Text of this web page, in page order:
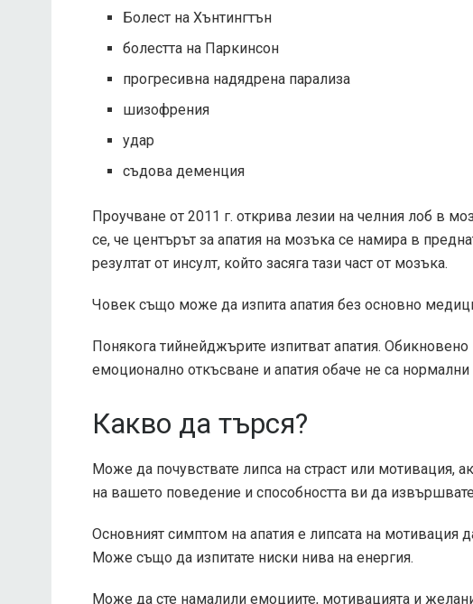
Болест на Хънтингтън
болестта на Паркинсон
прогресивна надядрена парализа
шизофрения
удар
съдова деменция
Проучване от 2011 г. открива лезии на челния лоб в
се, че центърът за апатия на мозъка се намира в
резултат от инсулт, който засяга тази част от мозъка.
Човек също може да изпита апатия без основно
Понякога тийнейджърите изпитват апатия.
емоционално откъсване и апатия обаче не са
Какво да търся?
Може да почувствате липса на страст или мотивация,
на вашето поведение и способността ви да
Основният симптом на апатия е липсата на мотивация
Може също да изпитате ниски нива на енергия.
Може да сте намалили емоциите, мотивацията и